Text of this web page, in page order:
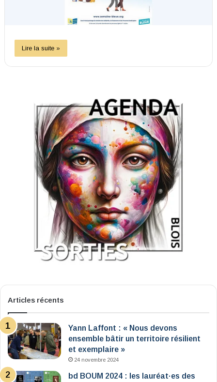
Lire la suite »
Articles récents
Yann Laffont : « Nous devons
ensemble bâtir un territoire résilient
et exemplaire »
24 novembre 2024
bd BOUM 2024 : les lauréat·es des